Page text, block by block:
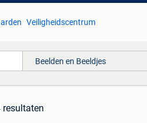
Veiligheidscentrum
Beelden en Beeldjes
resultaten